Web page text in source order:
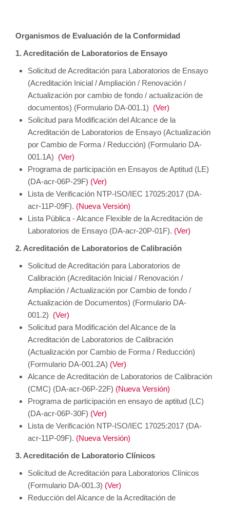
Organismos de Evaluación de la Conformidad
1. Acreditación de Laboratorios de Ensayo
Solicitud de Acreditación para Laboratorios de Ensayo
(Acreditación Inicial / Ampliación / Renovación /
Actualización por cambio de fondo / actualización de
documentos) (Formulario DA-001.1) (Ver)
Solicitud para Modificación del Alcance de la
Acreditación de Laboratorios de Ensayo (Actualización
por Cambio de Forma / Reducción) (Formulario DA-
001.1A) (Ver)
Programa de participación en Ensayos de Aptitud (LE)
(DA-acr-06P-29F) (Ver)
Lista de Verificación NTP-ISO/IEC 17025:2017 (DA-
acr-11P-09F). (Nueva Versión)
Lista Pública - Alcance Flexible de la Acreditación de
Laboratorios de Ensayo (DA-acr-20P-01F). (Ver)
2. Acreditación de Laboratorios de Calibración
Solicitud de Acreditación para Laboratorios de
Calibración (Acreditación Inicial / Renovación /
Ampliación / Actualización por Cambio de fondo /
Actualización de Documentos) (Formulario DA-
001.2) (Ver)
Solicitud para Modificación del Alcance de la
Acreditación de Laboratorios de Calibración
(Actualización por Cambio de Forma / Reducción)
(Formulario DA-001.2A) (Ver)
Alcance de Acreditación de Laboratorios de Calibración
(CMC) (DA-acr-06P-22F) (Nueva Versión)
Programa de participación en ensayo de aptitud (LC)
(DA-acr-06P-30F) (Ver)
Lista de Verificación NTP-ISO/IEC 17025:2017 (DA-
acr-11P-09F). (Nueva Versión)
3. Acreditación de Laboratorio Clínicos
Solicitud de Acreditación para Laboratorios Clínicos
(Formulario DA-001.3) (Ver)
Reducción del Alcance de la Acreditación de